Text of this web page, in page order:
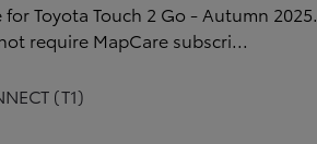
Toyota Touch 2 Go - Autumn 2025.
require MapCare subscri...
(T1)